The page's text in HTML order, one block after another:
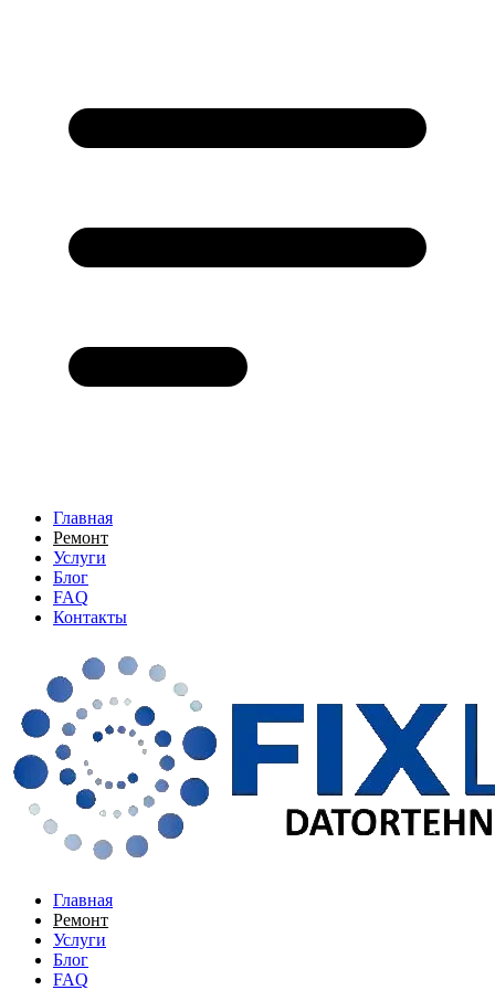
Главная
Ремонт
Услуги
Блог
FAQ
Контакты
Главная
Ремонт
Услуги
Блог
FAQ